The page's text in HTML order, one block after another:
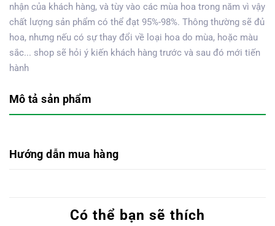
nhận của khách hàng, và tùy vào các mùa hoa trong năm vì vậy
chất lượng sản phẩm có thể đạt 95%-98%. Thông thường sẽ đủ
hoa, nhưng nếu có sự thay đổi về loại hoa do mùa, hoặc màu
sắc... shop sẽ hỏi ý kiến khách hàng trước và sau đó mới tiến
hành
Mô tả sản phẩm
Hướng dẫn mua hàng
Có thể bạn sẽ thích